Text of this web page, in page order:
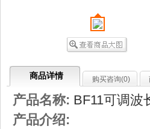
商品详情 购买咨询(0)
产品名称: BF11可调波
产品介绍: